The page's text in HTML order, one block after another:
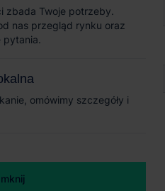
zbada Twoje potrzeby.
nas przegląd rynku oraz
pytania.
omówimy szczegóły i
zbada Twoje potrzeby.
nas przegląd rynku oraz
pytania.
omówimy szczegóły i